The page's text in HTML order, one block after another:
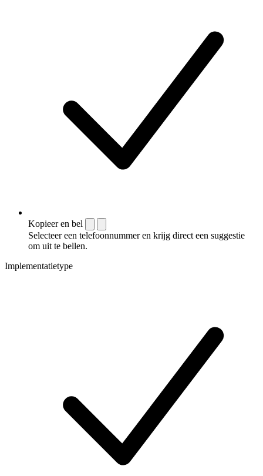
Kopieer en bel
Selecteer een telefoonnummer en krijg direct een suggestie
om uit te bellen.
Implementatietype